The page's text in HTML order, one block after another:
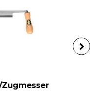
Zugmesser